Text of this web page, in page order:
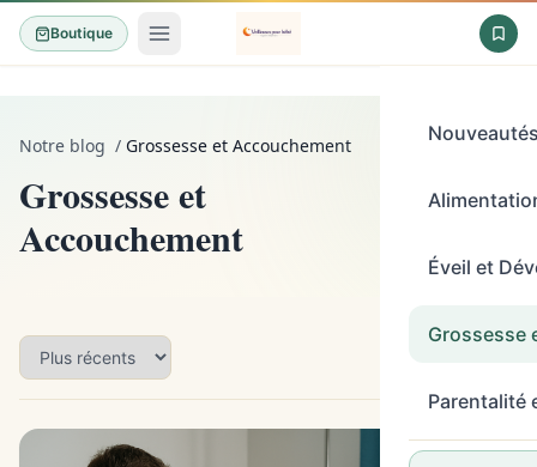
Boutique
Éveil et
Grossesse
Parentalité
Notre blog / Grossesse et Accouchement
Grossesse et
Accouchement
556